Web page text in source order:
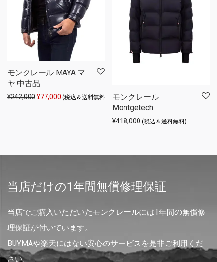
モンクレール MAYA マ
ヤ 中古品
¥242,000元の価格は ¥242,000 でした。
¥77,000 現在の価格は ¥77,000 です。
(税込＆送料無料)
モンクレール
Montgetech
¥418,000 (税込＆送料無料)
当店だけの1年間無償修理保証
当店でご購入いただいたモンクレールには1年間の無償修
理保証が付いています。
BUYMAや楽天にはない安心のサービスを是非ご利用くだ
さい。